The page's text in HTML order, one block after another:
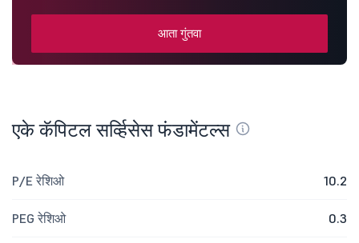
आता गुंतवा
एके कॅपिटल सर्व्हिसेस फंडामेंटल्स
P/E रेशिओ 10.2
PEG रेशिओ 0.3